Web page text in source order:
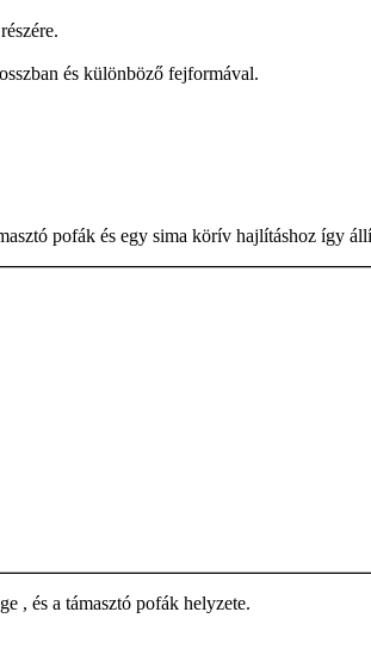
és különböző fejformával.
pofák és egy sima körív hajlításhoz így
, és a támasztó pofák helyzete.